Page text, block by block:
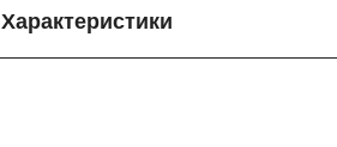
Характеристики